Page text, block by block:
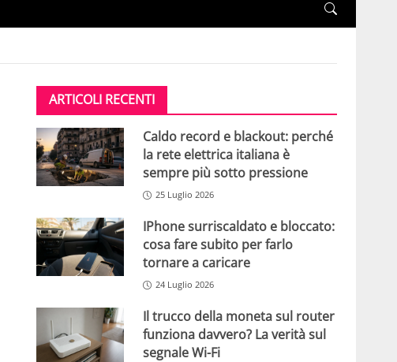
ARTICOLI RECENTI
Caldo record e blackout: perché
la rete elettrica italiana è
sempre più sotto pressione
25 Luglio 2026
IPhone surriscaldato e bloccato:
cosa fare subito per farlo
tornare a caricare
24 Luglio 2026
Il trucco della moneta sul router
funziona davvero? La verità sul
segnale Wi-Fi